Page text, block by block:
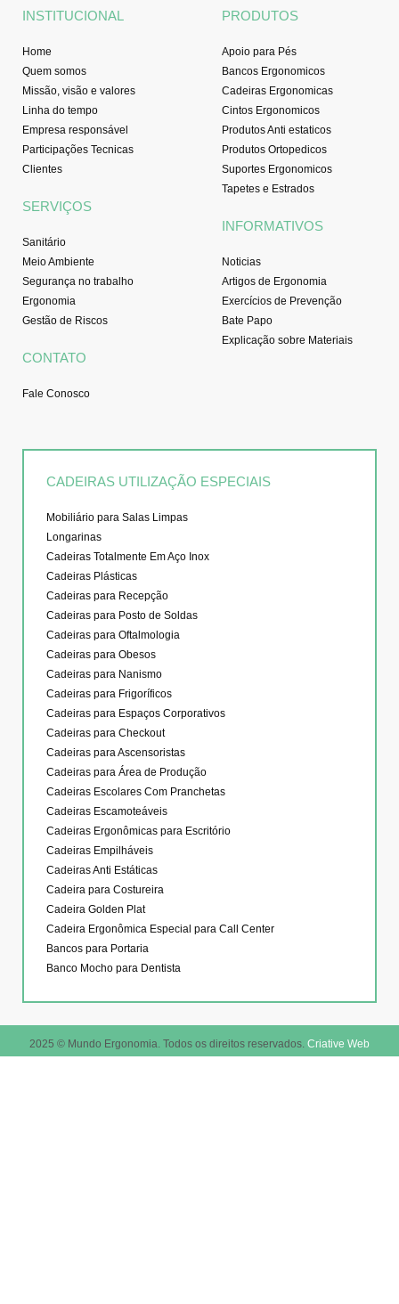
e
i
INSTITUCIONAL
Home
Quem somos
Missão, visão e valores
Linha do tempo
Empresa responsável
Participações Tecnicas
Clientes
SERVIÇOS
Sanitário
Meio Ambiente
Segurança no trabalho
Ergonomia
Gestão de Riscos
CONTATO
Fale Conosco
PRODUTOS
Apoio para Pés
Bancos Ergonomicos
Cadeiras Ergonomicas
Cintos Ergonomicos
Produtos Anti estaticos
Produtos Ortopedicos
Suportes Ergonomicos
Tapetes e Estrados
INFORMATIVOS
Noticias
Artigos de Ergonomia
Exercícios de Prevenção
Bate Papo
Explicação sobre Materiais
CADEIRAS UTILIZAÇÃO ESPECIAIS
Mobiliário para Salas Limpas
Longarinas
Cadeiras Totalmente Em Aço Inox
Cadeiras Plásticas
Cadeiras para Recepção
Cadeiras para Posto de Soldas
Cadeiras para Oftalmologia
Cadeiras para Obesos
Cadeiras para Nanismo
Cadeiras para Frigoríficos
Cadeiras para Espaços Corporativos
Cadeiras para Checkout
Cadeiras para Ascensoristas
Cadeiras para Área de Produção
Cadeiras Escolares Com Pranchetas
Cadeiras Escamoteáveis
Cadeiras Ergonômicas para Escritório
Cadeiras Empilháveis
Cadeiras Anti Estáticas
Cadeira para Costureira
Cadeira Golden Plat
Cadeira Ergonômica Especial para Call Center
Bancos para Portaria
Banco Mocho para Dentista
2025 © Mundo Ergonomia. Todos os direitos reservados. Criative Web